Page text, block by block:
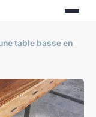
table basse en